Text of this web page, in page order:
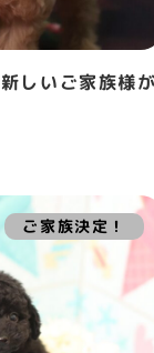
新しいご家族様が
ご家族決定！